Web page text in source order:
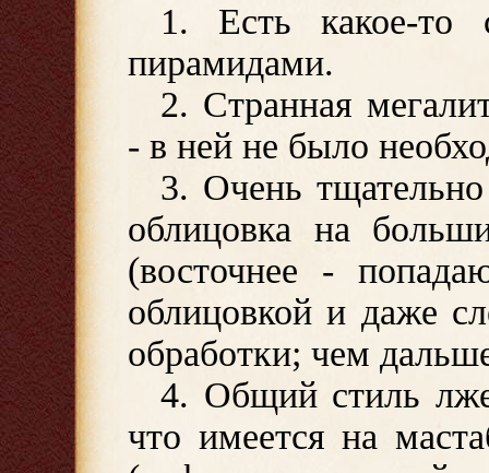
1. Есть какое-то
пирамидами.
2. Странная
- в ней не было
3. Очень тщательно
облицовка на
(восточнее -
облицовкой и даже
обработки; чем
4. Общий стиль
что имеется на